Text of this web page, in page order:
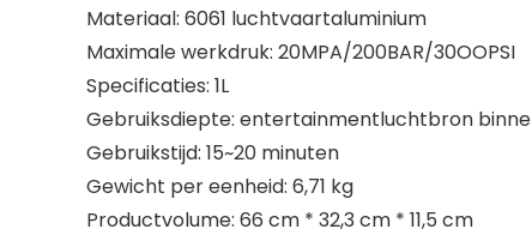
Materiaal: 6061 luchtvaartaluminium
Maximale werkdruk: 20MPA/200BAR/30OOPSI
Specificaties: 1L
Gebruiksdiepte: entertainmentluchtbron
Gebruikstijd: 15~20 minuten
Gewicht per eenheid: 6,71 kg
Productvolume: 66 cm * 32,3 cm * 11,5 cm